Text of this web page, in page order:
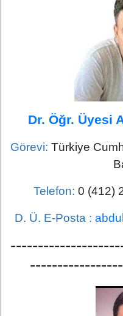
Dr. Öğr. Üyesi
Görevi: Türkiye
Telefon: 0 (412)
D. Ü. E-Posta :